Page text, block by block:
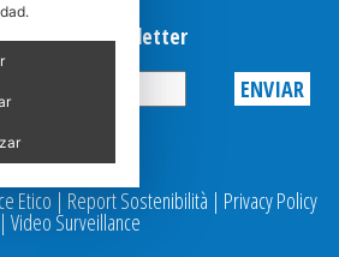
a la Newsletter
Etico | Report Sostenibilità | Privacy Policy
| Video Surveillance